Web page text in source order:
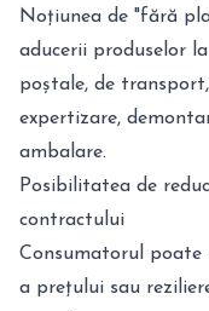
Noțiunea de "fără
aducerii produselor
poștale, de
expertizare,
ambalare.
Posibilitatea de
contractului
Consumatorul poate
a prețului sau